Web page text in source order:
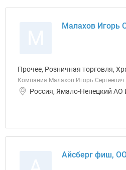
Малахов Игорь
Прочее, Розничная торговля,
Компания Малахов Игорь Сергеевич
Россия, Ямало-Ненецкий АО
Айсберг фиш,